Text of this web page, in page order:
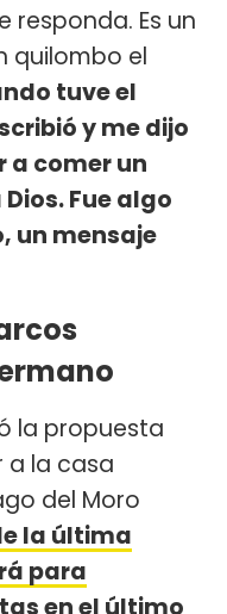
responda. Es un
quilombo el
tuve el
y me dijo
a comer un
Fue algo
un mensaje
la propuesta
a la casa
del Moro
la última
para
en el último